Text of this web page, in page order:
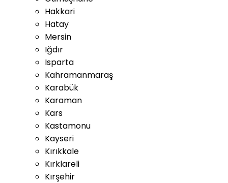
Hakkari
Hatay
Mersin
Iğdır
Isparta
Kahramanmaraş
Karabük
Karaman
Kars
Kastamonu
Kayseri
Kırıkkale
Kırklareli
Kırşehir